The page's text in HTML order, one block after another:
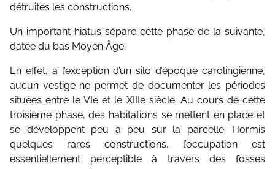
détruites les constructions.
Un important hiatus sépare cette phase de la suivante,
datée du bas Moyen Âge.
En effet, à l’exception d’un silo d’époque carolingienne,
aucun vestige ne permet de documenter les périodes
situées entre le VIe et le XIIIe siècle. Au cours de cette
troisième phase, des habitations se mettent en place et
se développent peu à peu sur la parcelle. Hormis
quelques rares constructions, l’occupation est
essentiellement perceptible à travers des fosses